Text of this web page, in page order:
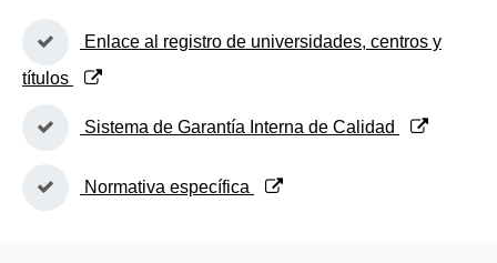
(Abre una nueva ventana)
Enlace al registro de universidades, centros y
títulos
(Abre una nueva ventana)
Sistema de Garantía Interna de Calidad
(Abre una nueva ventana)
Normativa específica